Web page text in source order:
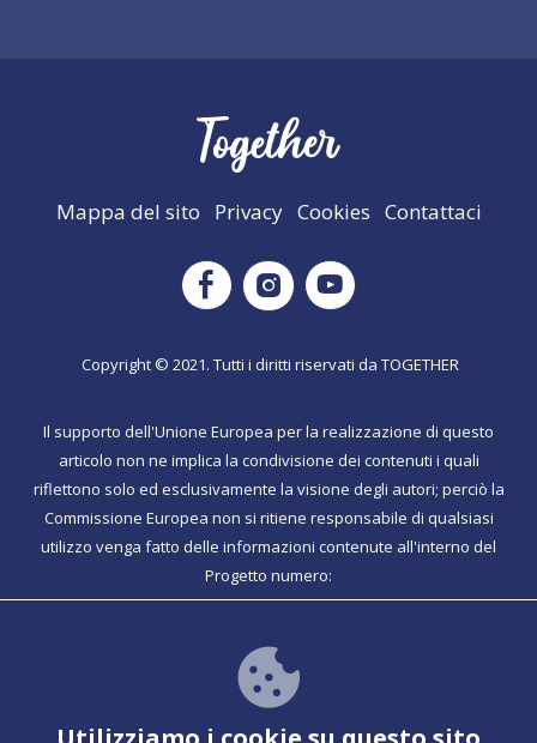
Mappa del sito Privacy Cookies Contattaci
FacebookInstagramYoutube
Copyright © 2021. Tutti i diritti riservati da TOGETHER
Il supporto dell'Unione Europea per la realizzazione di questo
articolo non ne implica la condivisione dei contenuti i quali
riflettono solo ed esclusivamente la visione degli autori; perciò la
Commissione Europea non si ritiene responsabile di qualsiasi
utilizzo venga fatto delle informazioni contenute all'interno del
Progetto numero:
Together ha funzionalità PWA per ulteriori informazioni
Vedere per le istruzioni